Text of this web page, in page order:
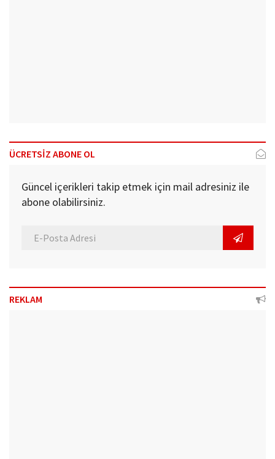
ÜCRETSİZ ABONE OL
Güncel içerikleri takip etmek için mail adresiniz ile
abone olabilirsiniz.
REKLAM